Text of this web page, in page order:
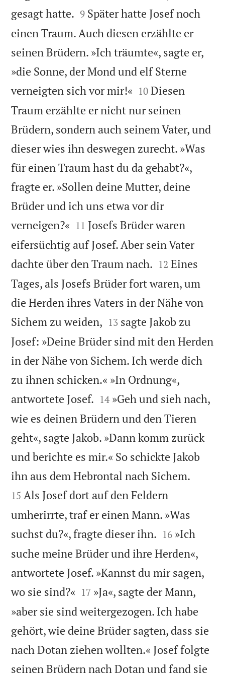
gesagt hatte. 

9 Später hatte Josef noch
einen Traum. Auch diesen erzählte er
seinen Brüdern. »Ich träumte«, sagte er,
»die Sonne, der Mond und elf Sterne
verneigten sich vor mir!« 

10 Diesen
Traum erzählte er nicht nur seinen
Brüdern, sondern auch seinem Vater, und
dieser wies ihn deswegen zurecht. »Was
für einen Traum hast du da gehabt?«,
fragte er. »Sollen deine Mutter, deine
Brüder und ich uns etwa vor dir
verneigen?« 

11 Josefs Brüder waren
eifersüchtig auf Josef. Aber sein Vater
dachte über den Traum nach. 

12 Eines
Tages, als Josefs Brüder fort waren, um
die Herden ihres Vaters in der Nähe von
Sichem zu weiden, 

13 sagte Jakob zu
Josef: »Deine Brüder sind mit den Herden
in der Nähe von Sichem. Ich werde dich
zu ihnen schicken.« »In Ordnung«,
antwortete Josef. 

14 »Geh und sieh nach,
wie es deinen Brüdern und den Tieren
geht«, sagte Jakob. »Dann komm zurück
und berichte es mir.« So schickte Jakob
ihn aus dem Hebrontal nach Sichem.
15 Als Josef dort auf den Feldern
umherirrte, traf er einen Mann. »Was
suchst du?«, fragte dieser ihn. 

16 »Ich
suche meine Brüder und ihre Herden«,
antwortete Josef. »Kannst du mir sagen,
wo sie sind?« 

17 »Ja«, sagte der Mann,
»aber sie sind weitergezogen. Ich habe
gehört, wie deine Brüder sagten, dass sie
nach Dotan ziehen wollten.« Josef folgte
seinen Brüdern nach Dotan und fand sie